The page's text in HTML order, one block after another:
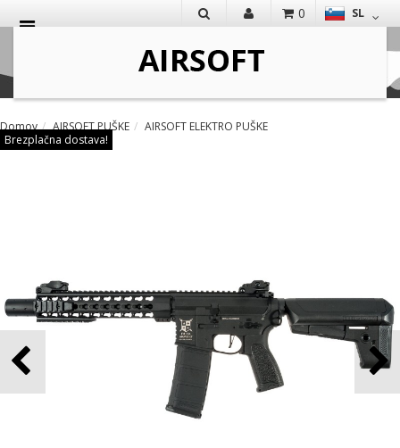
SL
0
Domov AIRSOFT PUŠKE
AIRSOFT ELEKTRO PUŠKE
Brezplačna dostava!